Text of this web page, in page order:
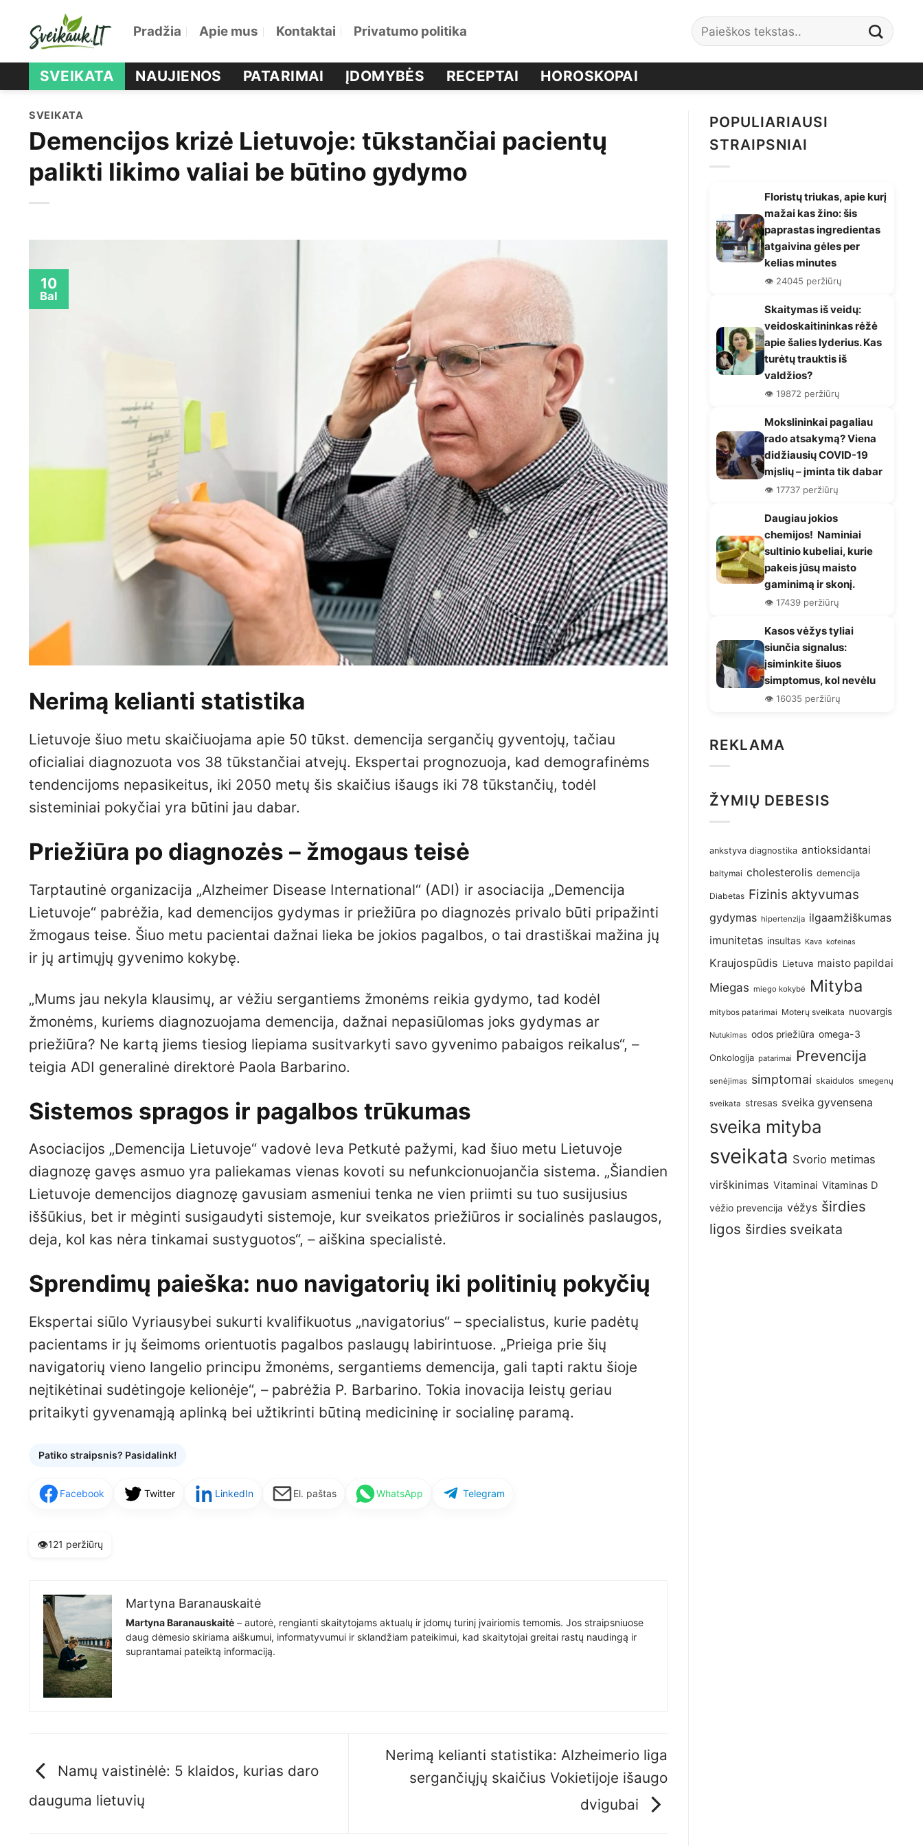
Pradžia Apie mus Kontaktai Privatumo politika
SVEIKATA NAUJIENOS PATARIMAI ĮDOMYBĖS RECEPTAI HOROSKOPAI
SVEIKATA
Demencijos krizė Lietuvoje: tūkstančiai pacientų
palikti likimo valiai be būtino gydymo
10
Bal
Nerimą kelianti statistika
Lietuvoje šiuo metu skaičiuojama apie 50 tūkst. demencija sergančių gyventojų, tačiau
oficialiai diagnozuota vos 38 tūkstančiai atvejų. Ekspertai prognozuoja, kad demografinėms
tendencijoms nepasikeitus, iki 2050 metų šis skaičius išaugs iki 78 tūkstančių, todėl
sisteminiai pokyčiai yra būtini jau dabar.
Priežiūra po diagnozės – žmogaus teisė
Tarptautinė organizacija „Alzheimer Disease International“ (ADI) ir asociacija „Demencija
Lietuvoje“ pabrėžia, kad demencijos gydymas ir priežiūra po diagnozės privalo būti pripažinti
žmogaus teise. Šiuo metu pacientai dažnai lieka be jokios pagalbos, o tai drastiškai mažina jų
ir jų artimųjų gyvenimo kokybę.
„Mums jau nekyla klausimų, ar vėžiu sergantiems žmonėms reikia gydymo, tad kodėl
žmonėms, kuriems diagnozuojama demencija, dažnai nepasiūlomas joks gydymas ar
priežiūra? Ne kartą jiems tiesiog liepiama susitvarkyti savo gyvenimo pabaigos reikalus“, –
teigia ADI generalinė direktorė Paola Barbarino.
Sistemos spragos ir pagalbos trūkumas
Asociacijos „Demencija Lietuvoje“ vadovė Ieva Petkutė pažymi, kad šiuo metu Lietuvoje
diagnozę gavęs asmuo yra paliekamas vienas kovoti su nefunkcionuojančia sistema. „Šiandien
Lietuvoje demencijos diagnozę gavusiam asmeniui tenka ne vien priimti su tuo susijusius
iššūkius, bet ir mėginti susigaudyti sistemoje, kur sveikatos priežiūros ir socialinės paslaugos,
deja, kol kas nėra tinkamai sustyguotos“, – aiškina specialistė.
Sprendimų paieška: nuo navigatorių iki politinių pokyčių
Ekspertai siūlo Vyriausybei sukurti kvalifikuotus „navigatorius“ – specialistus, kurie padėtų
pacientams ir jų šeimoms orientuotis pagalbos paslaugų labirintuose. „Prieiga prie šių
navigatorių vieno langelio principu žmonėms, sergantiems demencija, gali tapti raktu šioje
neįtikėtinai sudėtingoje kelionėje“, – pabrėžia P. Barbarino. Tokia inovacija leistų geriau
pritaikyti gyvenamąją aplinką bei užtikrinti būtiną medicininę ir socialinę paramą.
Patiko straipsnis? Pasidalink!
Facebook Twitter LinkedIn El. paštas WhatsApp Telegram
👁️121 peržiūrų
Martyna Baranauskaitė
Martyna Baranauskaitė – autorė, rengianti skaitytojams aktualų ir įdomų turinį įvairiomis temomis. Jos straipsniuose
daug dėmesio skiriama aiškumui, informatyvumui ir sklandžiam pateikimui, kad skaitytojai greitai rastų naudingą ir
suprantamai pateiktą informaciją.
Namų vaistinėlė: 5 klaidos, kurias daro
dauguma lietuvių
Nerimą kelianti statistika: Alzheimerio liga
sergančiųjų skaičius Vokietijoje išaugo
dvigubai
POPULIARIAUSI
STRAIPSNIAI
Floristų triukas, apie kurį
mažai kas žino: šis
paprastas ingredientas
atgaivina gėles per
kelias minutes
👁️ 24045 peržiūrų
Skaitymas iš veidų:
veidoskaitininkas rėžė
apie šalies lyderius. Kas
turėtų trauktis iš
valdžios?
👁️ 19872 peržiūrų
Mokslininkai pagaliau
rado atsakymą? Viena
didžiausių COVID-19
mįslių – įminta tik dabar
👁️ 17737 peržiūrų
Daugiau jokios
chemijos! Naminiai
sultinio kubeliai, kurie
pakeis jūsų maisto
gaminimą ir skonį.
👁️ 17439 peržiūrų
Kasos vėžys tyliai
siunčia signalus:
įsiminkite šiuos
simptomus, kol nevėlu
👁️ 16035 peržiūrų
REKLAMA
ŽYMIŲ DEBESIS
ankstyva diagnostika antioksidantai
baltymai cholesterolis demencija
Diabetas Fizinis aktyvumas
gydymas hipertenzija ilgaamžiškumas
imunitetas insultas Kava kofeinas
Kraujospūdis Lietuva maisto papildai
Miegas miego kokybė Mityba
mitybos patarimai Moterų sveikata nuovargis
Nutukimas odos priežiūra omega-3
Onkologija patarimai Prevencija
senėjimas simptomai skaidulos smegenų
sveikata stresas sveika gyvensena
sveika mityba
sveikata Svorio metimas
virškinimas Vitaminai Vitaminas D
vėžio prevencija vėžys širdies
ligos širdies sveikata